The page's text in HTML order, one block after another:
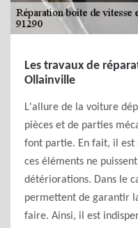
Les travaux de
Ollainville
L'allure de la voiture
pièces et de parties
font partie. En fait, il est
ces éléments ne
détériorations. Dans le
permettent de garantir
faire. Ainsi, il est